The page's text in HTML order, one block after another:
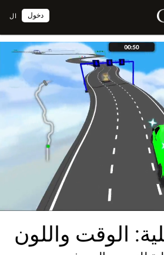
ال دخول
الوقت واللون